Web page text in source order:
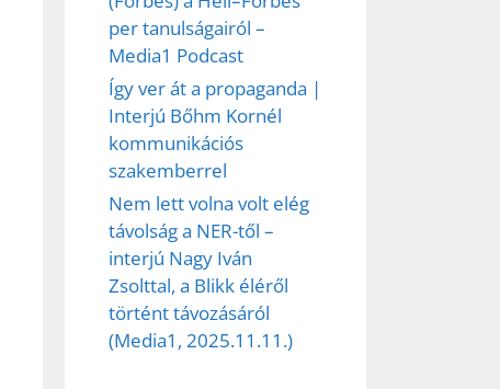
per tanulságairól –
Media1 Podcast
Így ver át a propaganda |
Interjú Bőhm Kornél
kommunikációs
szakemberrel
Nem lett volna volt elég
távolság a NER-től –
interjú Nagy Iván
Zsolttal, a Blikk éléről
történt távozásáról
(Media1, 2025.11.11.)